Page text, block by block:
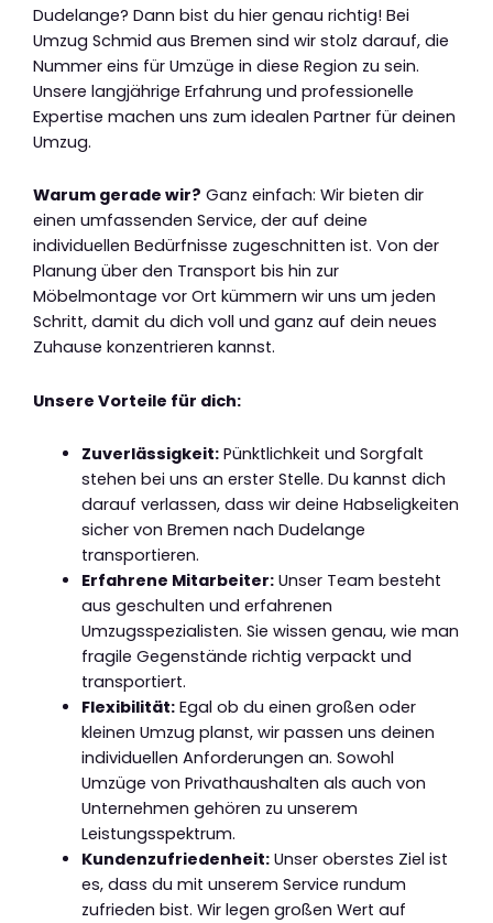
Dudelange? Dann bist du hier genau richtig! Bei
Umzug Schmid aus Bremen sind wir stolz darauf, die
Nummer eins für Umzüge in diese Region zu sein.
Unsere langjährige Erfahrung und professionelle
Expertise machen uns zum idealen Partner für deinen
Umzug.
Warum gerade wir? Ganz einfach: Wir bieten dir
einen umfassenden Service, der auf deine
individuellen Bedürfnisse zugeschnitten ist. Von der
Planung über den Transport bis hin zur
Möbelmontage vor Ort kümmern wir uns um jeden
Schritt, damit du dich voll und ganz auf dein neues
Zuhause konzentrieren kannst.
Unsere Vorteile für dich:
Zuverlässigkeit:Pünktlichkeit und Sorgfalt
stehen bei uns an erster Stelle. Du kannst dich
darauf verlassen, dass wir deine Habseligkeiten
sicher von Bremen nach Dudelange
transportieren.
Erfahrene Mitarbeiter:Unser Team besteht
aus geschulten und erfahrenen
Umzugsspezialisten. Sie wissen genau, wie man
fragile Gegenstände richtig verpackt und
transportiert.
Flexibilität:Egal ob du einen großen oder
kleinen Umzug planst, wir passen uns deinen
individuellen Anforderungen an. Sowohl
Umzüge von Privathaushalten als auch von
Unternehmen gehören zu unserem
Leistungsspektrum.
Kundenzufriedenheit:Unser oberstes Ziel ist
es, dass du mit unserem Service rundum
zufrieden bist. Wir legen großen Wert auf